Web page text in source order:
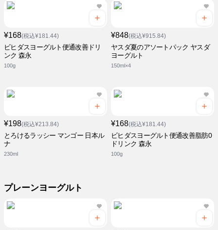
¥168(税込¥181.44)
ビヒダスヨーグルト便通改善ドリ
ンク 森永
100g
¥848(税込¥915.84)
ヤスダ夏のアソートパック ヤスダ
ヨーグルト
150ml×4
¥198(税込¥213.84)
とろけるラッシー マンゴー 日本ル
ナ
230ml
¥168(税込¥181.44)
ビヒダスヨーグルト便通改善脂肪0
ドリンク 森永
100g
プレーンヨーグルト